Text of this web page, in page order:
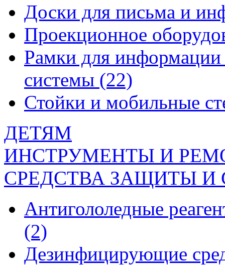
Доски для письма и
Проекционное
Рамки для
системы (22)
Стойки и мобильные
ДЕТЯМ
ИНСТРУМЕНТЫ И
СРЕДСТВА ЗАЩИТЫ
Антигололедные
(2)
Дезинфицирующие